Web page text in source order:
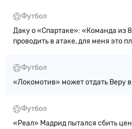
Футбол
Даку о «Спартаке»: «Команда из
проводить в атаке, для меня это
Футбол
«Локомотив» может отдать Веру
Футбол
«Реал» Мадрид пытался сбить